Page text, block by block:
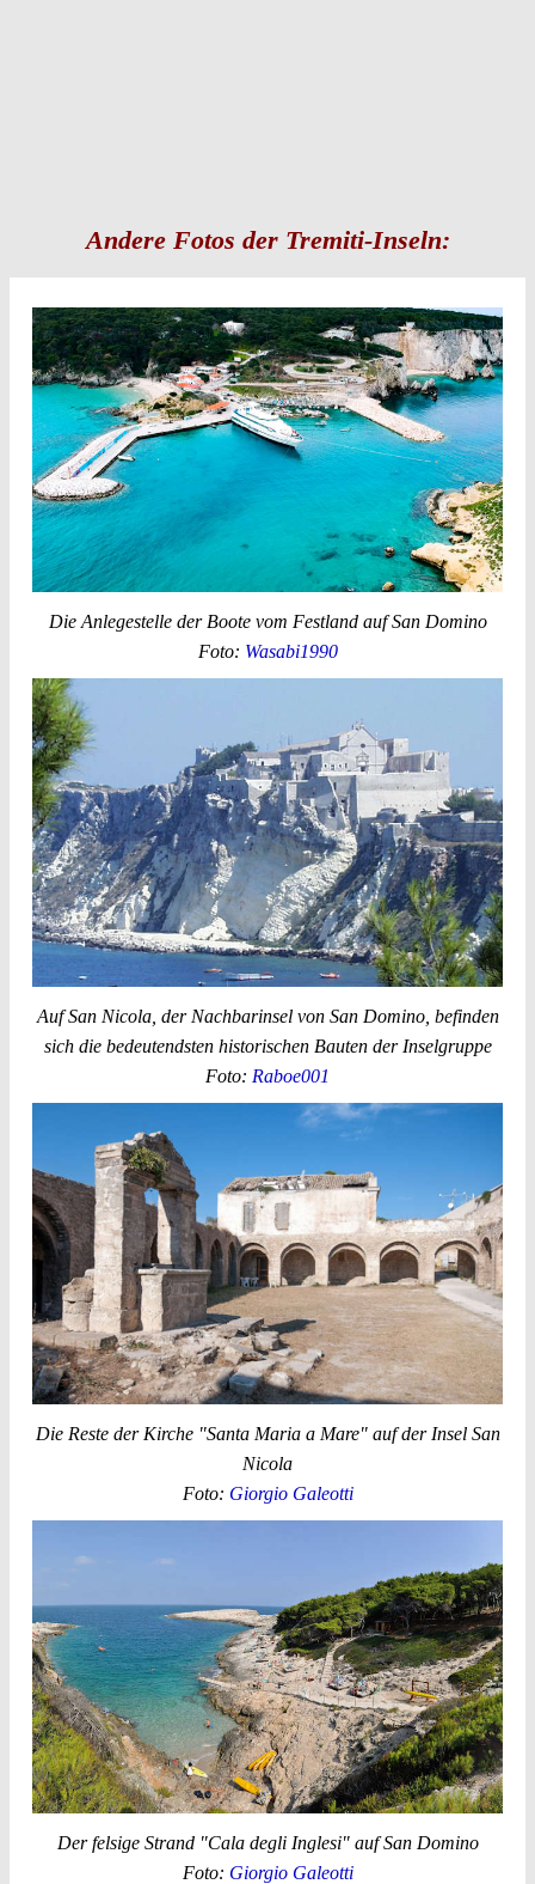
Andere Fotos der Tremiti-Inseln:
Die Anlegestelle der Boote vom Festland auf San Domino
Foto: Wasabi1990
Auf San Nicola, der Nachbarinsel von San Domino, befinden
sich die bedeutendsten historischen Bauten der Inselgruppe
Foto: Raboe001
Die Reste der Kirche "Santa Maria a Mare" auf der Insel San
Nicola
Foto: Giorgio Galeotti
Der felsige Strand "Cala degli Inglesi" auf San Domino
Foto: Giorgio Galeotti